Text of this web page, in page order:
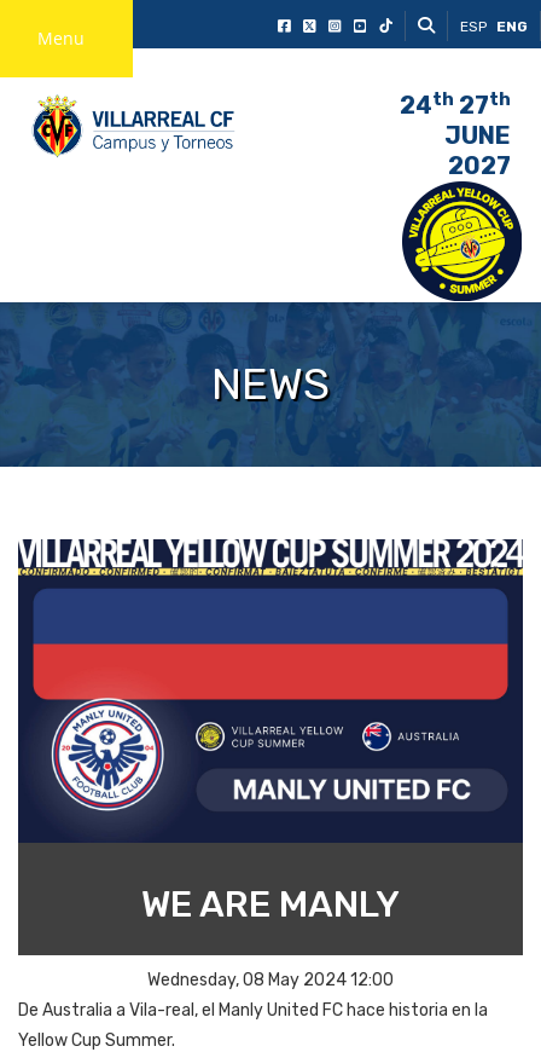
Menu ESP ENG
24th 27th
JUNE
2027
NEWS
WE ARE MANLY
Wednesday, 08 May 2024 12:00
De Australia a Vila-real,el Manly United FC hace historia en la
Yellow Cup Summer.